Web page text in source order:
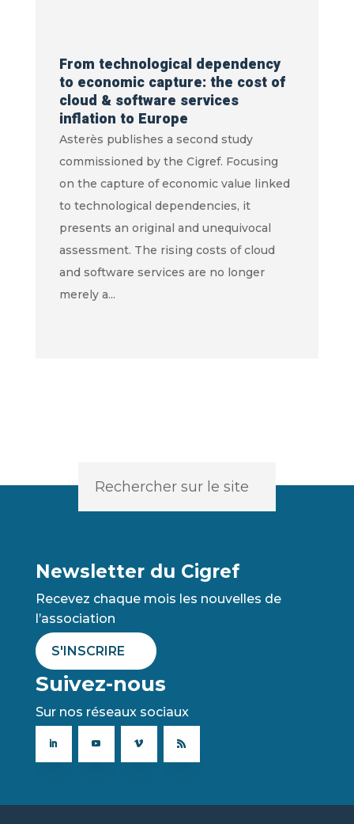
From technological dependency
to economic capture: the cost of
cloud & software services
inflation to Europe
Asterès publishes a second study
commissioned by the Cigref. Focusing
on the capture of economic value linked
to technological dependencies, it
presents an original and unequivocal
assessment. The rising costs of cloud
and software services are no longer
merely a...
Newsletter du Cigref
Recevez chaque mois les nouvelles de
l’association
S'INSCRIRE
Suivez-nous
Sur nos réseaux sociaux